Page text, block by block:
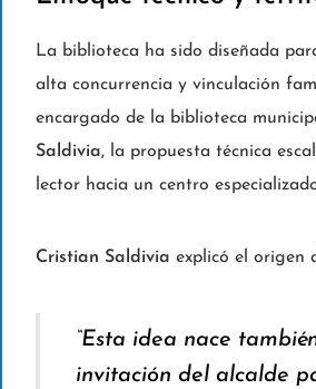
La biblioteca ha sido diseñada
alta concurrencia y vinculación
encargado de la biblioteca
Saldivia, la propuesta técnica
lector hacia un centro
Cristian Saldivia explicó el origen
“Esta idea nace
invitación del alcalde